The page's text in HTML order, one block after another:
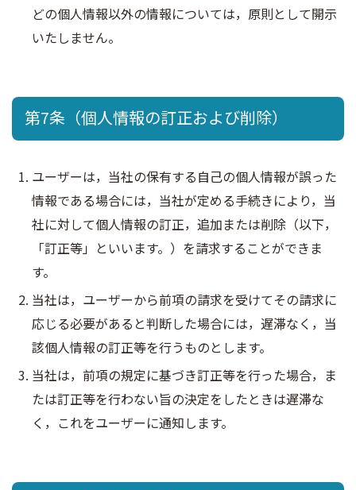
どの個人情報以外の情報については，原則として開示
いたしません。
第7条（個人情報の訂正および削除）
ユーザーは，当社の保有する自己の個人情報が誤った
情報である場合には，当社が定める手続きにより，当
社に対して個人情報の訂正，追加または削除（以下，
「訂正等」といいます。）を請求することができま
す。
当社は，ユーザーから前項の請求を受けてその請求に
応じる必要があると判断した場合には，遅滞なく，当
該個人情報の訂正等を行うものとします。
当社は，前項の規定に基づき訂正等を行った場合，ま
たは訂正等を行わない旨の決定をしたときは遅滞な
く，これをユーザーに通知します。